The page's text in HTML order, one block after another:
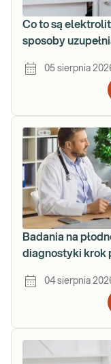
Co to są
sposoby
05 sierpnia
Badania na
diagnostyki krok
04 sierpnia